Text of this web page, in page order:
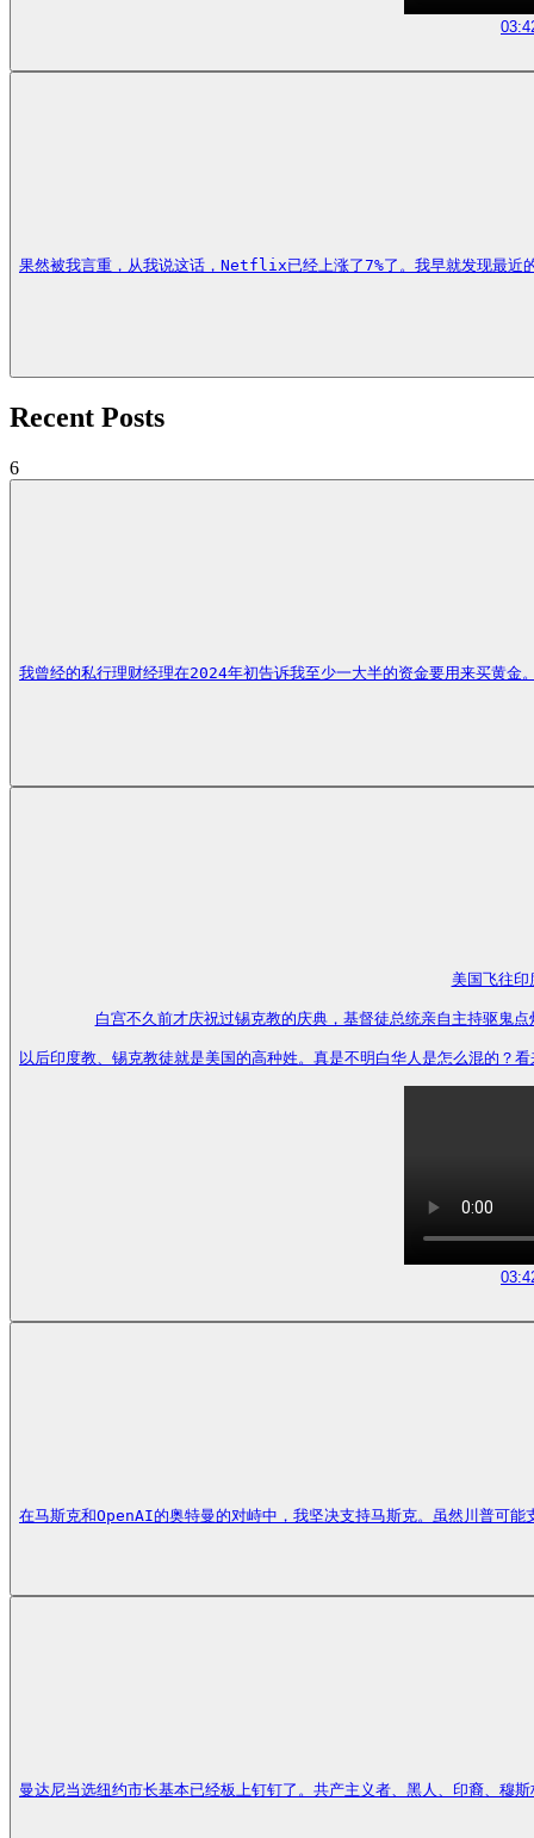
果然被我言重，从我说这话，Netflix已经上涨了7%了。我早就发现最近
Recent Posts
6
我曾经的私行理财经理在2024年初告诉我至少一大半的资金要用来买黄
美国飞往印
白宫不久前才庆祝过锡克教的庆典，基督徒总统亲自主持驱鬼
以后印度教、锡克教徒就是美国的高种姓。真是不明白华人是怎么混
在马斯克和OpenAI的奥特曼的对峙中，我坚决支持马斯克。虽然川普可
曼达尼当选纽约市长基本已经板上钉钉了。共产主义者、黑人、印裔、穆